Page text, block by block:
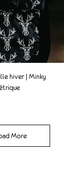
View
hiver | Minky
More